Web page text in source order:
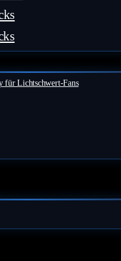
für Lichtschwert-Fans